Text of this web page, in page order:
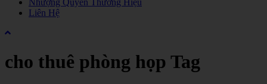
Nhượng Quyền Thương Hiệu
Liên Hệ
cho thuê phòng họp Tag